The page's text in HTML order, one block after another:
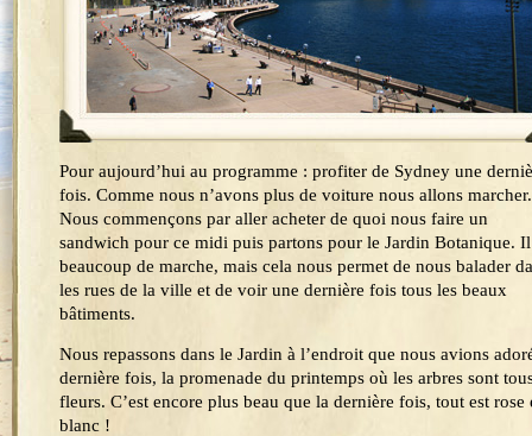
Pour aujourd’hui au programme : profiter de Sydney une
fois. Comme nous n’avons plus de voiture nous allons marcher.
Nous commençons par aller acheter de quoi nous faire un
sandwich pour ce midi puis partons pour le Jardin Botanique.
beaucoup de marche, mais cela nous permet de nous balader
les rues de la ville et de voir une dernière fois tous les beaux
bâtiments.
Nous repassons dans le Jardin à l’endroit que nous avions
dernière fois, la promenade du printemps où les arbres sont
fleurs. C’est encore plus beau que la dernière fois, tout est rose
blanc !